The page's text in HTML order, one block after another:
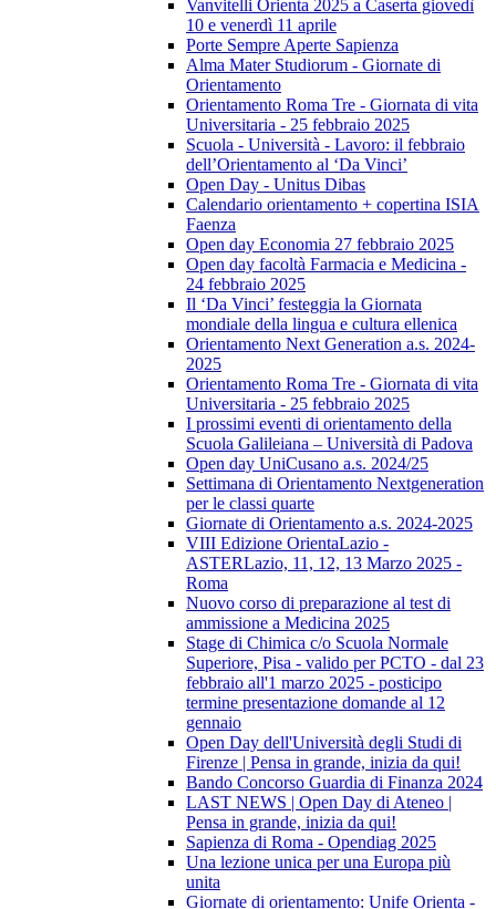
Vanvitelli Orienta 2025 a Caserta giovedì
10 e venerdì 11 aprile
Porte Sempre Aperte Sapienza
Alma Mater Studiorum - Giornate di
Orientamento
Orientamento Roma Tre - Giornata di vita
Universitaria - 25 febbraio 2025
Scuola - Università - Lavoro: il febbraio
dell’Orientamento al ‘Da Vinci’
Open Day - Unitus Dibas
Calendario orientamento + copertina ISIA
Faenza
Open day Economia 27 febbraio 2025
Open day facoltà Farmacia e Medicina -
24 febbraio 2025
Il ‘Da Vinci’ festeggia la Giornata
mondiale della lingua e cultura ellenica
Orientamento Next Generation a.s. 2024-
2025
Orientamento Roma Tre - Giornata di vita
Universitaria - 25 febbraio 2025
I prossimi eventi di orientamento della
Scuola Galileiana – Università di Padova
Open day UniCusano a.s. 2024/25
Settimana di Orientamento Nextgeneration
per le classi quarte
Giornate di Orientamento a.s. 2024-2025
VIII Edizione OrientaLazio -
ASTERLazio, 11, 12, 13 Marzo 2025 -
Roma
Nuovo corso di preparazione al test di
ammissione a Medicina 2025
Stage di Chimica c/o Scuola Normale
Superiore, Pisa - valido per PCTO - dal 23
febbraio all'1 marzo 2025 - posticipo
termine presentazione domande al 12
gennaio
Open Day dell'Università degli Studi di
Firenze | Pensa in grande, inizia da qui!
Bando Concorso Guardia di Finanza 2024
LAST NEWS | Open Day di Ateneo |
Pensa in grande, inizia da qui!
Sapienza di Roma - Opendiag 2025
Una lezione unica per una Europa più
unita
Giornate di orientamento: Unife Orienta -